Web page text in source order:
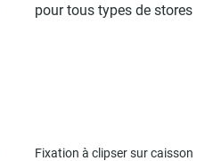
Fixation à clipser sur caisson